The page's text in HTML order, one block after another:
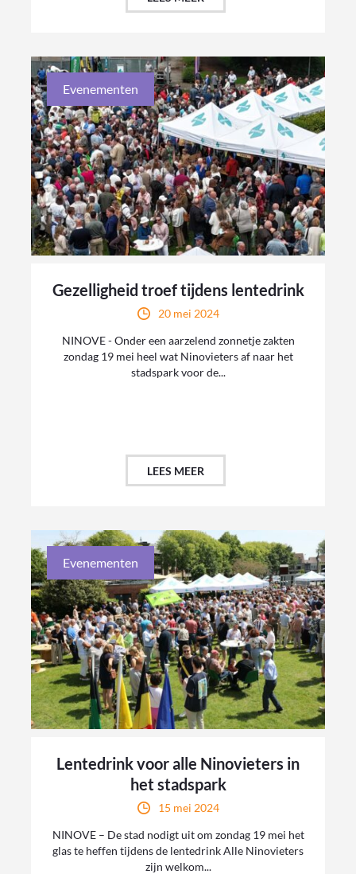
Evenementen
Gezelligheid troef tijdens lentedrink
20 mei 2024
NINOVE - Onder een aarzelend zonnetje zakten
zondag 19 mei heel wat Ninovieters af naar het
stadspark voor de...
LEES MEER
Evenementen
Lentedrink voor alle Ninovieters in
het stadspark
15 mei 2024
NINOVE – De stad nodigt uit om zondag 19 mei het
glas te heffen tijdens de lentedrink Alle Ninovieters
zijn welkom...